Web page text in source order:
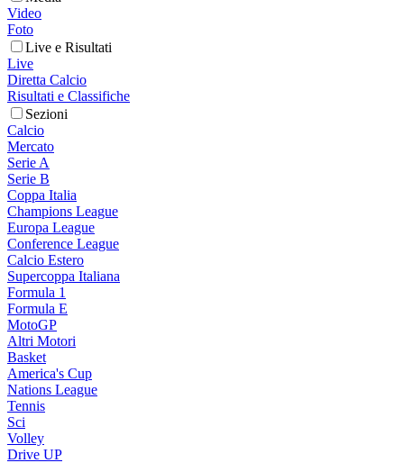
Video
Foto
Live e Risultati
Live
Diretta Calcio
Risultati e Classifiche
Sezioni
Calcio
Mercato
Serie A
Serie B
Coppa Italia
Champions League
Europa League
Conference League
Calcio Estero
Supercoppa Italiana
Formula 1
Formula E
MotoGP
Altri Motori
Basket
America's Cup
Nations League
Tennis
Sci
Volley
Drive UP